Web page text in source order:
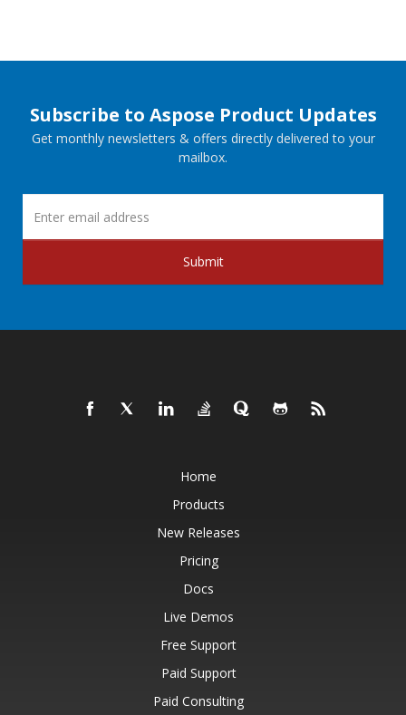
Subscribe to Aspose Product Updates
Get monthly newsletters & offers directly delivered to your
mailbox.
Submit
Home
Products
New Releases
Pricing
Docs
Live Demos
Free Support
Paid Support
Paid Consulting